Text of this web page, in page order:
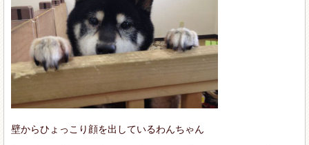
壁からひょっこり顔を出しているわんちゃん